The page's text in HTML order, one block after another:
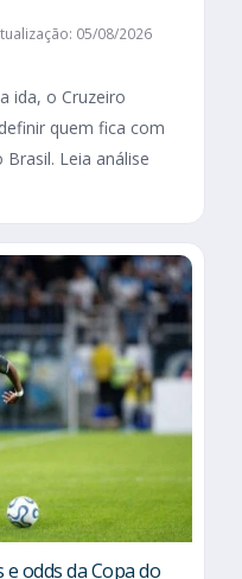
05/08/2026
ida, o Cruzeiro
quem fica com
Leia análise
odds da Copa do